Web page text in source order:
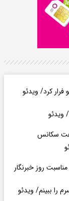
فرار کرد/ ویدئو
ویدئو
سکانس
روز خبرنگار
را ببینم/ ویدئو